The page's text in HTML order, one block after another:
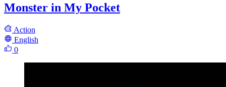
Monster in My Pocket
Action
English
0